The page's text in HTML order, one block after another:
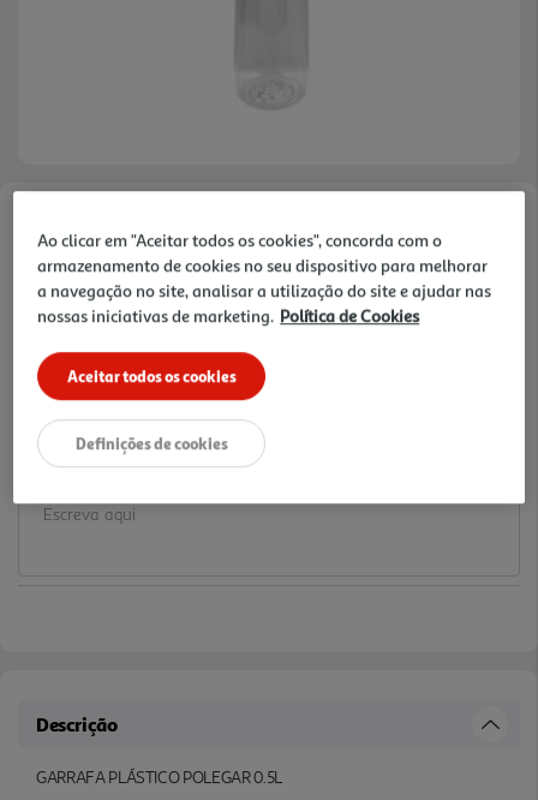
3.99 €/un
3,99 €
Notas de preparação
Descrição
GARRAFA PLÁSTICO POLEGAR 0.5L
Ao clicar em "Aceitar todos os cookies", concorda com o
armazenamento de cookies no seu dispositivo para melhorar
a navegação no site, analisar a utilização do site e ajudar nas
nossas iniciativas de marketing. Política de Cookies
Aceitar todos os cookies
Definições de cookies